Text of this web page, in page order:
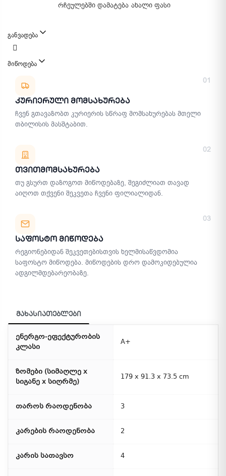
რჩეულებში დამატება ახალი ფასი
განვადება
მიწოდება
01
Კურიერული Მომსახურება
ჩვენ გთავაზობთ კურიერის სწრაფ მომსახურებას მთელი
თბილისის მასშტაბით.
02
Თვითმომსახურება
თუ გსურთ დაზოგოთ მიწოდებაზე, შეგიძლიათ თავად
აიღოთ თქვენი შეკვეთა ჩვენი ფილიალიდან.
03
Საფოსტო Მიწოდება
რეგიონებიდან შეკვეთებისთვის ხელმისაწვდომია
საფოსტო მიწოდება. მიწოდების დრო დამოკიდებულია
ადგილმდებარეობაზე.
მახასიათებლები
ენერგო-ეფექტურობის
კლასი
A+
ზომები (სიმაღლე x
სიგანე x სიღრმე)
179 x 91.3 x 73.5 cm
თაროს რაოდენობა 3
კარების რაოდენობა 2
კარის სათავსო 4